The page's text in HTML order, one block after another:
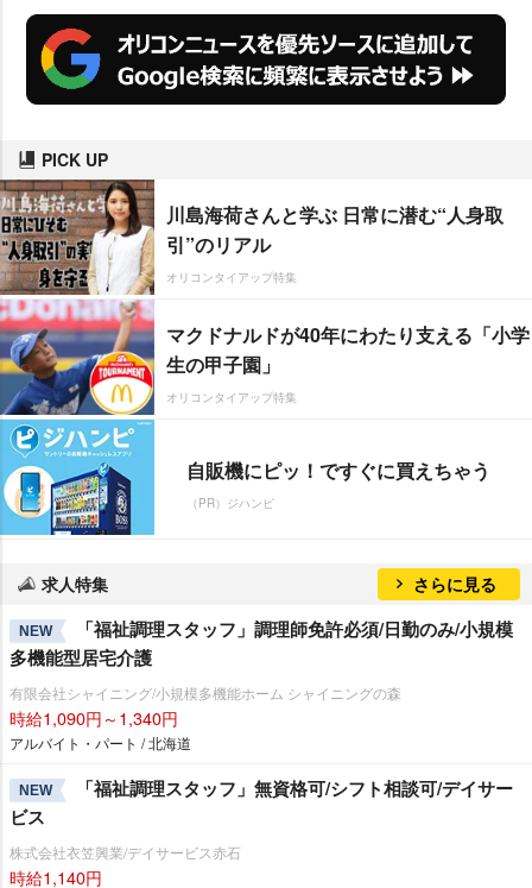
PICK UP
川島海荷さんと学ぶ 日常に潜む“人身取
引”のリアル
オリコンタイアップ特集
マクドナルドが40年にわたり支える「小学
生の甲子園」
オリコンタイアップ特集
自販機にピッ！ですぐに買えちゃう
（PR）ジハンピ
求人特集 さらに見る
NEW
「福祉調理スタッフ」調理師免許必須/日勤のみ/小規模
多機能型居宅介護
有限会社シャイニング/小規模多機能ホーム シャイニングの森
時給1,090円～1,340円
アルバイト・パート / 北海道
NEW
「福祉調理スタッフ」無資格可/シフト相談可/デイサー
ビス
株式会社衣笠興業/デイサービス赤石
時給1,140円